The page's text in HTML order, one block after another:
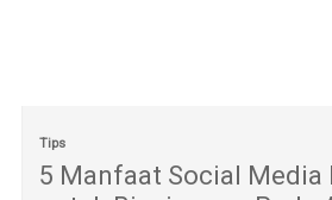
Tips
5 Manfaat Social Media